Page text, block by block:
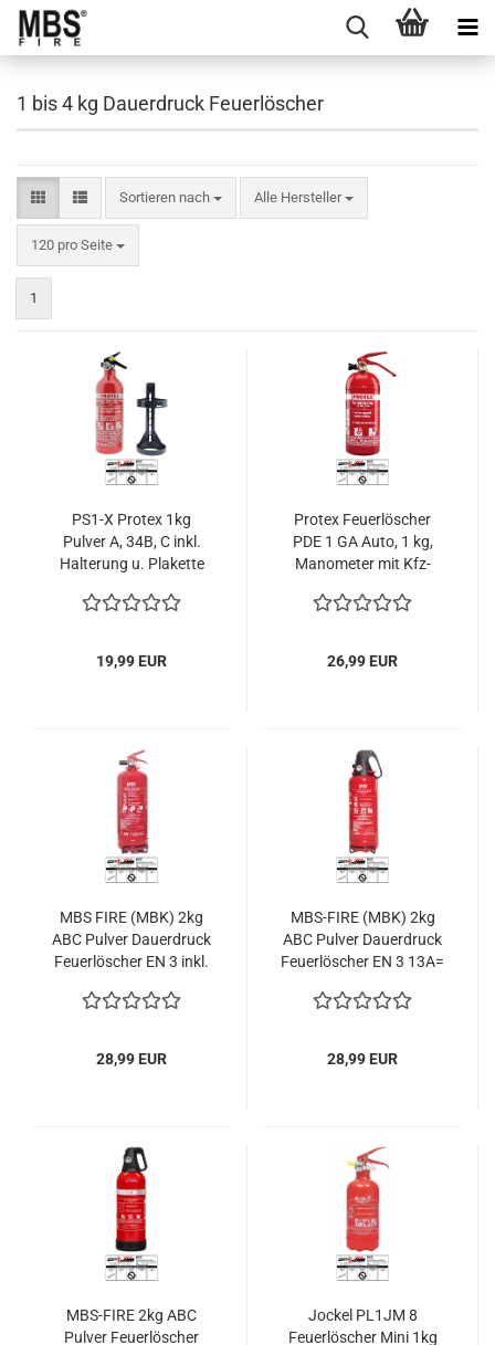
1 bis 4 kg Dauerdruck Feuerlöscher
Sortieren nach
Sortieren nach Alle Hersteller
120 pro Seite
pro Seite
1
PS1-X Protex 1kg
Pulver A, 34B, C inkl.
Halterung u. Plakette
19,99 EUR
Protex Feuerlöscher
PDE 1 GA Auto, 1 kg,
Manometer mit Kfz-
26,99 EUR
MBS FIRE (MBK) 2kg
ABC Pulver Dauerdruck
Feuerlöscher EN 3 inkl.
28,99 EUR
MBS-FIRE (MBK) 2kg
ABC Pulver Dauerdruck
Feuerlöscher EN 3 13A=
28,99 EUR
MBS-FIRE 2kg ABC
Pulver Feuerlöscher
Jockel PL1JM 8
Feuerlöscher Mini 1kg